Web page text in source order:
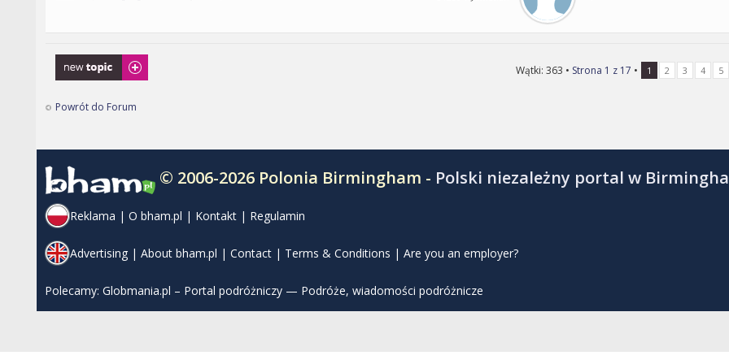
Napisz wątek
Wątki: 363 • Strona 1 z 17 • 1 2 3 4 5
Powrót do Forum
© 2006-2026 Polonia Birmingham - Polski niezależny portal w
Reklama | O bham.pl | Kontakt | Regulamin
Advertising | About bham.pl | Contact | Terms & Conditions | Are you an employer?
Polecamy: Globmania.pl – Portal podróżniczy — Podróże, wiadomości podróżnicze